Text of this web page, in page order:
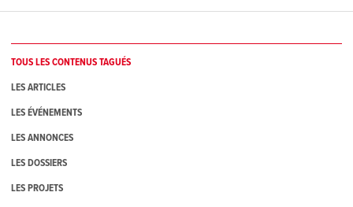
TOUS LES CONTENUS TAGUÉS
LES ARTICLES
LES ÉVÉNEMENTS
LES ANNONCES
LES DOSSIERS
LES PROJETS